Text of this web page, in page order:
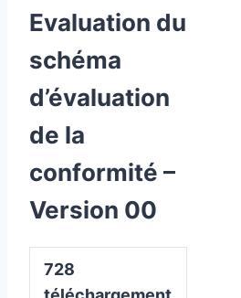
Evaluation du
schéma
d’évaluation
de la
conformité –
Version 00
728